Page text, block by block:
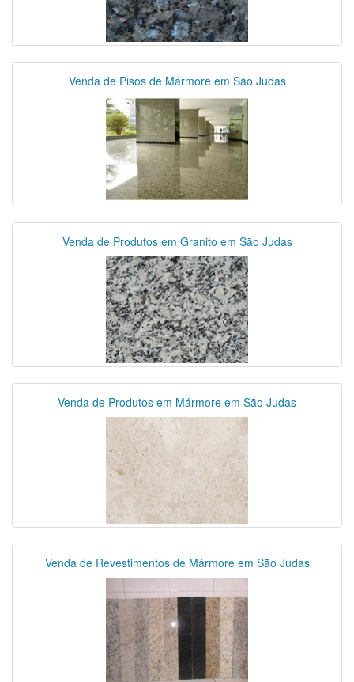
Venda de Pisos de Mármore em São Judas
Venda de Produtos em Granito em São Judas
Venda de Produtos em Mármore em São Judas
Venda de Revestimentos de Mármore em São Judas